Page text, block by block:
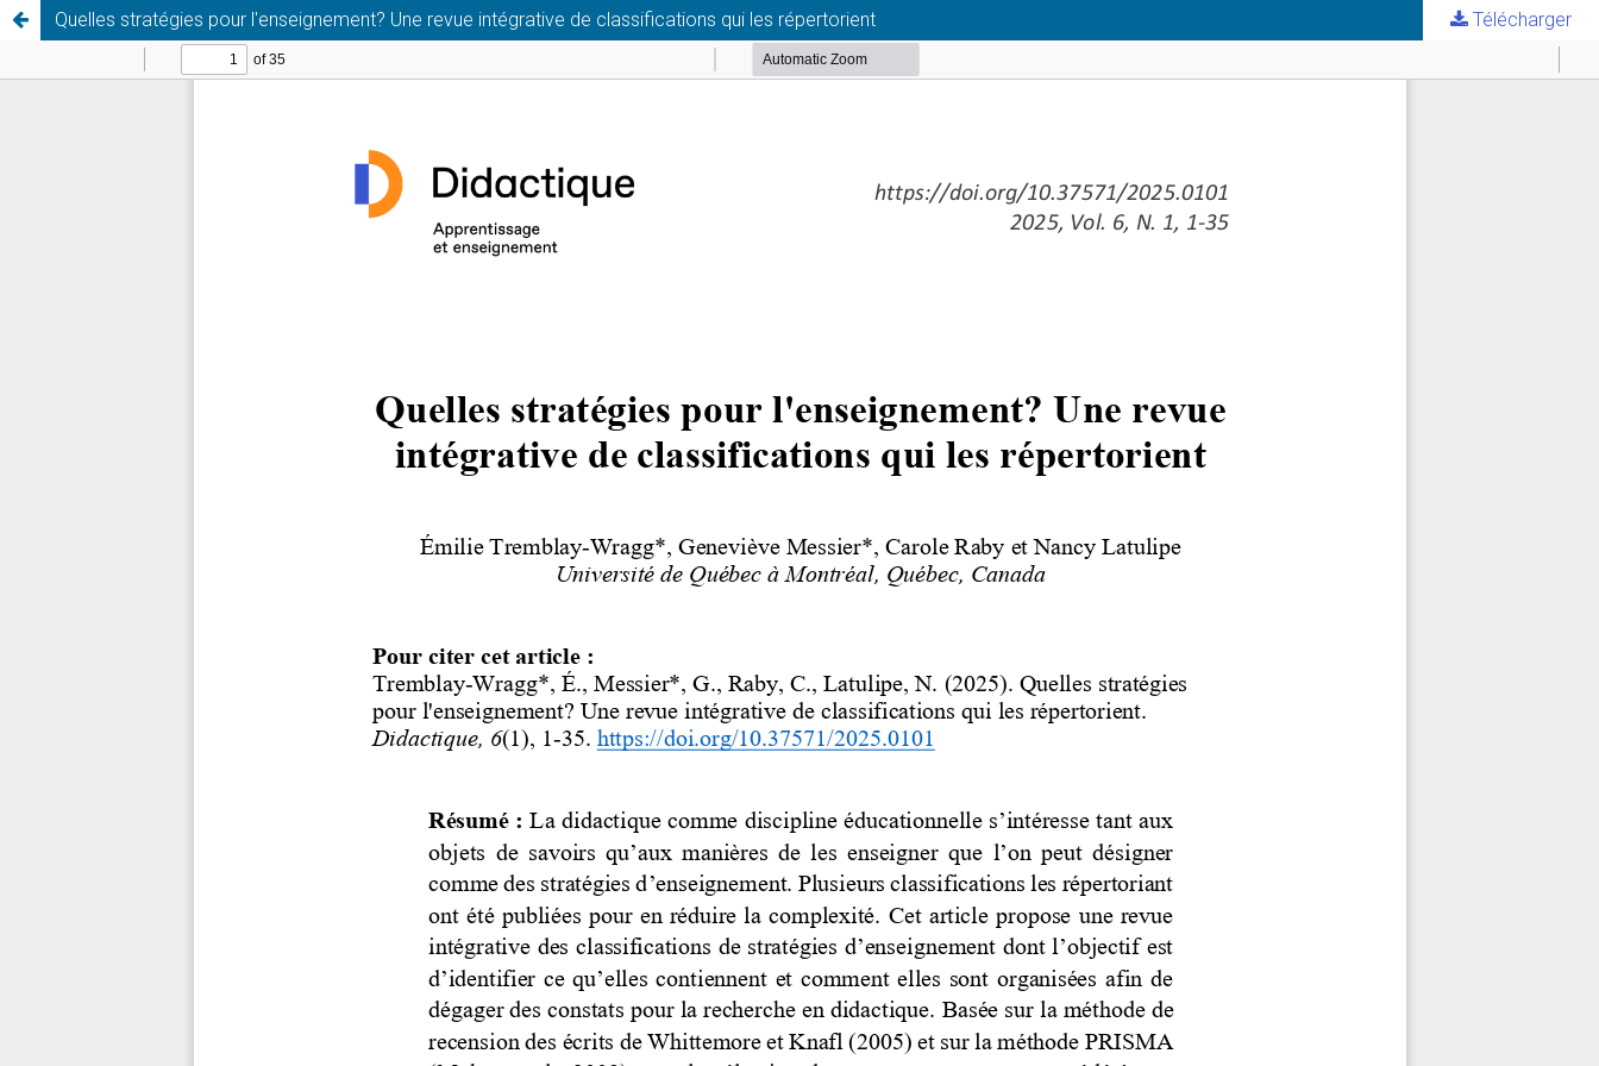
Quelles stratégies pour l'enseignement? Une revue intégrative de classifications qui les répertorient Télécharger